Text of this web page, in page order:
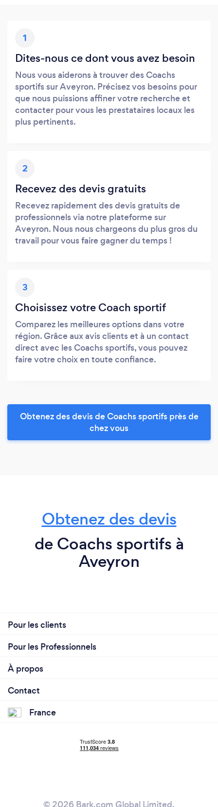
1
Dites-nous ce dont vous avez besoin
Nous vous aiderons à trouver des Coachs
sportifs sur Aveyron. Précisez vos besoins pour
que nous puissions affiner votre recherche et
contacter pour vous les prestataires locaux les
plus pertinents.
2
Recevez des devis gratuits
Recevez rapidement des devis gratuits de
professionnels via notre plateforme sur
Aveyron. Nous nous chargeons du plus gros du
travail pour vous faire gagner du temps !
3
Choisissez votre Coach sportif
Comparez les meilleures options dans votre
région. Grâce aux avis clients et à un contact
direct avec les Coachs sportifs, vous pouvez
faire votre choix en toute confiance.
Obtenez des devis de Coachs sportifs près de
chez vous
Obtenez des devis
de Coachs sportifs à
Aveyron
Pour les clients
Pour les Professionnels
À propos
Contact
France
© 2026 Bark.com Global Limited.